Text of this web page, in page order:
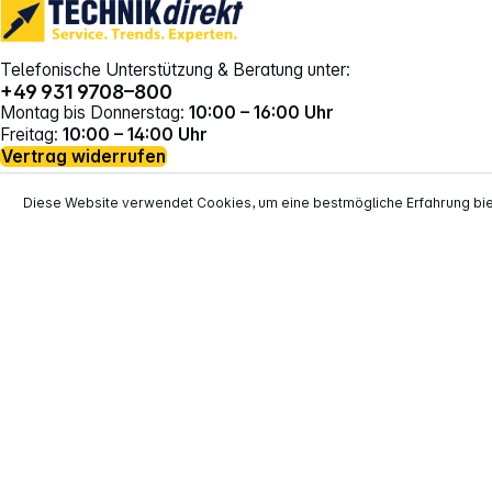
Telefonische Unterstützung & Beratung unter:
+49 931 9708–800
Montag bis Donnerstag: 10:00 – 16:00 Uhr
Freitag: 10:00 – 14:00 Uhr
Vertrag widerrufen
Diese Website verwendet Cookies, um eine bestmögliche Erfahrung